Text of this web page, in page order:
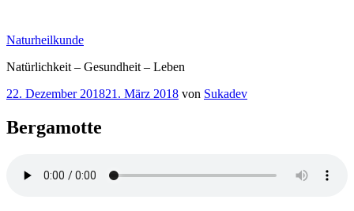
springen
Naturheilkunde
Natürlichkeit – Gesundheit – Leben
Veröffentlicht
22. Dezember 201821. März 2018 von Sukadev
Bergamotte